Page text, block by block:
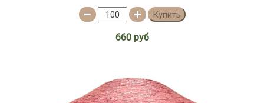
Купить
660 руб